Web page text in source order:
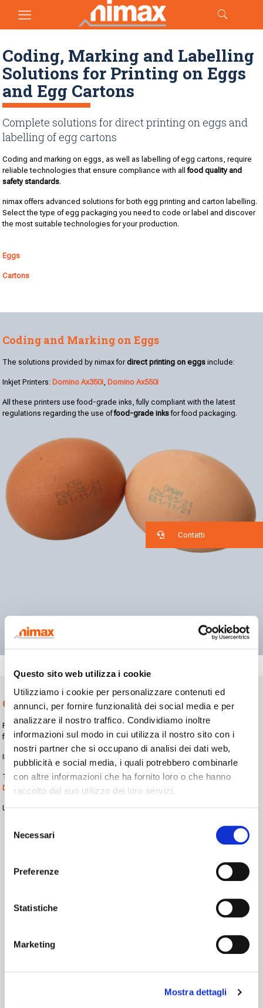
Questo sito web utilizza i cookie
Utilizziamo i cookie per personalizzare contenuti ed
annunci, per fornire funzionalità dei social media e per
analizzare il nostro traffico. Condividiamo inoltre
informazioni sul modo in cui utilizza il nostro sito con i
nostri partner che si occupano di analisi dei dati web,
pubblicità e social media, i quali potrebbero combinarle
con altre informazioni che ha fornito loro o che hanno
raccolto dal suo utilizzo dei loro servizi.
delNecessari
Preferenze
Statistiche
Marketing
Mostra dettagli
Coding, Marking and Labelling
Solutions for Printing on Eggs
and Egg Cartons
Complete solutions for direct printing on eggs and
labelling of egg cartons
Coding and marking on eggs, as well as labelling of egg cartons, require
reliable technologies that ensure compliance with allfood quality and
safety standards.
nimax offers advanced solutions for both egg printing and carton labelling.
Select the type of egg packaging you need to code or label and discover
the most suitable technologies for your production.
Eggs
Cartons
Coding and Marking on Eggs
The solutions provided by nimax fordirect printing on eggs include:
Inkjet Printers:Domino Ax350i ,Domino Ax550i
All these printers use food-grade inks, fully compliant with the latest
regulations regarding the use offood-grade inksfor food packaging.
Cartons
Forcoding, marking and labellingon egg cartons, nimax recommends the
following technologies:
Inkjet Printers: Domino Ax350i
Thermal Inkjet Printers: Domino Gx150i,Domino Gx350i,Domino Gx-OEM
Domino G50i
Labelling Applicators:
Contatti